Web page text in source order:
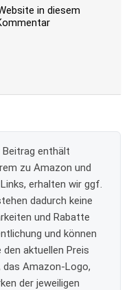
in diesem
Beitrag enthält
zu Amazon und
erhalten wir ggf.
dadurch keine
und Rabatte
und können
aktuellen Preis
das Amazon-Logo,
der jeweiligen